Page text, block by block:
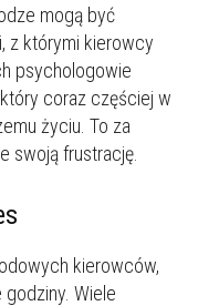
mogą być
z którymi kierowcy
psychologowie
coraz częściej w
życiu. To za
swoją frustrację.
kierowców,
godziny. Wiele